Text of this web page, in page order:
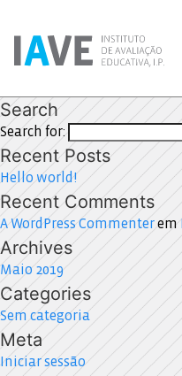
Search
Search for:
Recent Posts
Hello world!
Recent Comments
A WordPress Commenterem
Archives
Maio 2019
Categories
Sem categoria
Meta
Iniciar sessão